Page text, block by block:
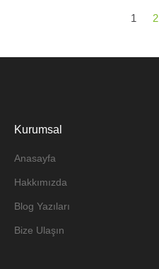
1 2
Kurumsal
Anasayfa
Hakkımızda
Blog Yazıları
Bize Ulaşın